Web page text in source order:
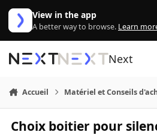
Aller au contenu
View in the app
A better way to browse. Learn
Next
Accueil Matériel et Conseils
Choix boitier pour